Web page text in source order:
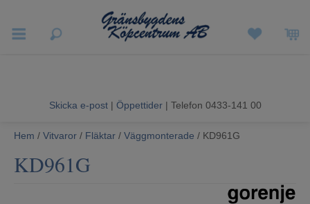
Skicka e-post | Öppettider| Telefon 0433-141 00
Hem / Vitvaror / Fläktar / Väggmonterade / KD961G
KD961G